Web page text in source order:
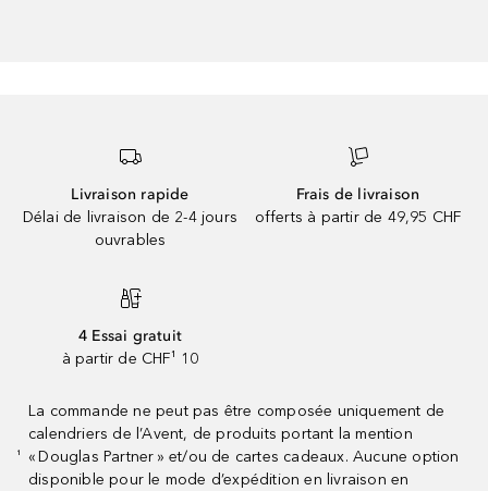
Livraison rapide
Délai de livraison de 2-4 jours
ouvrables
Frais de livraison
offerts à partir de 49,95 CHF
4 Essai gratuit
à partir de CHF¹ 10
¹
La commande ne peut pas être composée uniquement de
calendriers de l’Avent, de produits portant la mention
« Douglas Partner » et/ou de cartes cadeaux. Aucune option
disponible pour le mode d’expédition en livraison en